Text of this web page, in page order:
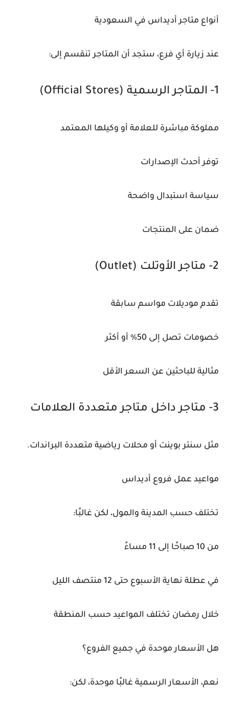
أنواع متاجر أديداس في السعودية
عند زيارة أي فرع، ستجد أن المتاجر تنقسم إلى:
1- المتاجر الرسمية (Official Stores)
مملوكة مباشرة للعلامة أو وكيلها المعتمد
توفر أحدث الإصدارات
سياسة استبدال واضحة
ضمان على المنتجات
2- متاجر الأوتلت (Outlet)
تقدم موديلات مواسم سابقة
خصومات تصل إلى 50% أو أكثر
مثالية للباحثين عن السعر الأقل
3- متاجر داخل متاجر متعددة العلامات
مثل سنتر بوينت أو محلات رياضية متعددة البراندات.
مواعيد عمل فروع أديداس
تختلف حسب المدينة والمول، لكن غالبًا:
من 10 صباحًا إلى 11 مساءً
في عطلة نهاية الأسبوع حتى 12 منتصف الليل
خلال رمضان تختلف المواعيد حسب المنطقة
هل الأسعار موحدة في جميع الفروع؟
نعم، الأسعار الرسمية غالبًا موحدة، لكن: